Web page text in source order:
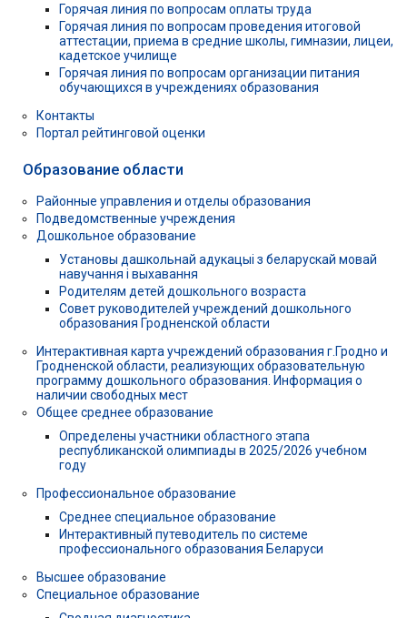
Горячая линия по вопросам оплаты труда
Горячая линия по вопросам проведения итоговой
аттестации, приема в средние школы, гимназии, лицеи,
кадетское училище
Горячая линия по вопросам организации питания
обучающихся в учреждениях образования
Контакты
Портал рейтинговой оценки
Образование области
Районные управления и отделы образования
Подведомственные учреждения
Дошкольное образование
Установы дашкольнай адукацыі з беларускай мовай
навучання і выхавання
Родителям детей дошкольного возраста
Совет руководителей учреждений дошкольного
образования Гродненской области
Интерактивная карта учреждений образования г.Гродно и
Гродненской области, реализующих образовательную
программу дошкольного образования. Информация о
наличии свободных мест
Общее среднее образование
Определены участники областного этапа
республиканской олимпиады в 2025/2026 учебном
году
Профессиональное образование
Среднее специальное образование
Интерактивный путеводитель по системе
профессионального образования Беларуси
Высшее образование
Специальное образование